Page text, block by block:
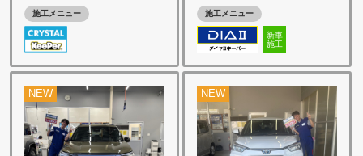
施工メニュー 施工メニュー
新車
施工
NEW NEW